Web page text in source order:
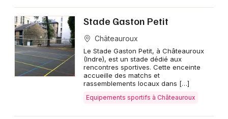
Stade Gaston Petit
Châteauroux
Le Stade Gaston Petit, à Châteauroux
(Indre), est un stade dédié aux
rencontres sportives. Cette enceinte
accueille des matchs et
rassemblements locaux dans […]
Equipements sportifs à Châteauroux